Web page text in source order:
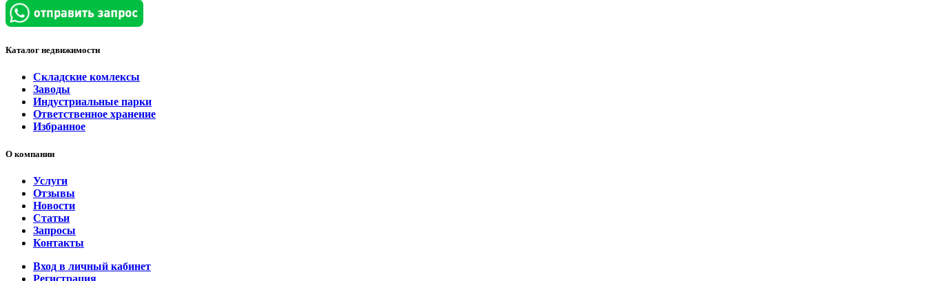
Каталог недвижимости
Складские комлексы
Заводы
Индустриальные парки
Ответственное хранение
Избранное
О компании
Услуги
Отзывы
Новости
Статьи
Запросы
Контакты
Вход в личный кабинет
Регистрация